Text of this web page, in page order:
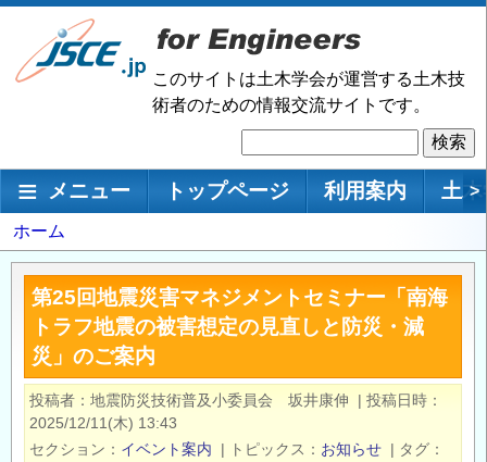
メ
ン
移
このサイトは土木学会が運営する土木技
術者のための情報交流サイトです。
索
メインナビゲーション
メニュー トップページ 利用案内 土 >
パ
ン
く
ホーム
第25回地震災害マネジメントセミナー「南海
トラフ地震の被害想定の見直しと防災・減
災」のご案内
投稿者 地震防災技術普及小委員会 坂井康伸 | 投稿日時
2025/12/11(木) 13:43
セクション
イベント案内 | トピックス お知らせ | タグ